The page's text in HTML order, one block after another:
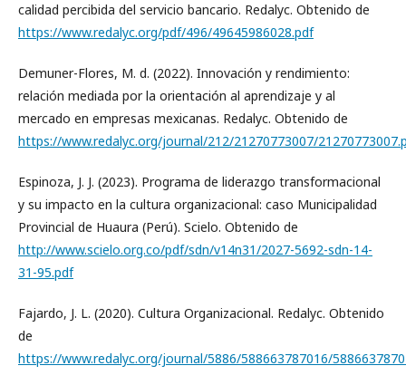
calidad percibida del servicio bancario. Redalyc. Obtenido de
https://www.redalyc.org/pdf/496/49645986028.pdf
Demuner-Flores, M. d. (2022). Innovación y rendimiento:
relación mediada por la orientación al aprendizaje y al
mercado en empresas mexicanas. Redalyc. Obtenido de
https://www.redalyc.org/journal/212/21270773007/
Espinoza, J. J. (2023). Programa de liderazgo transformacional
y su impacto en la cultura organizacional: caso Municipalidad
Provincial de Huaura (Perú). Scielo. Obtenido de
http://www.scielo.org.co/pdf/sdn/v14n31/2027-5692-sdn-14-
31-95.pdf
Fajardo, J. L. (2020). Cultura Organizacional. Redalyc. Obtenido
de
https://www.redalyc.org/journal/5886/588663787016/